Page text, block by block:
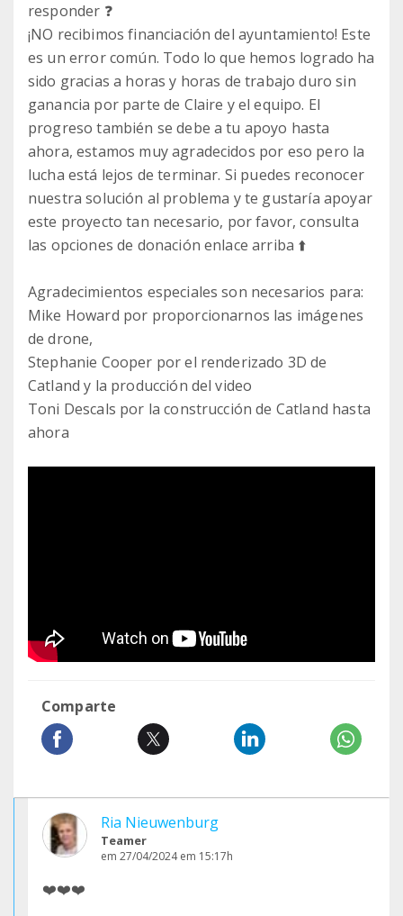
responder ❓
¡NO recibimos financiación del ayuntamiento! Este
es un error común. Todo lo que hemos logrado ha
sido gracias a horas y horas de trabajo duro sin
ganancia por parte de Claire y el equipo. El
progreso también se debe a tu apoyo hasta
ahora, estamos muy agradecidos por eso pero la
lucha está lejos de terminar. Si puedes reconocer
nuestra solución al problema y te gustaría apoyar
este proyecto tan necesario, por favor, consulta
las opciones de donación enlace arriba ⬆️
Agradecimientos especiales son necesarios para:
Mike Howard por proporcionarnos las imágenes
de drone,
Stephanie Cooper por el renderizado 3D de
Catland y la producción del video
Toni Descals por la construcción de Catland hasta
ahora
Comparte
Ria Nieuwenburg
Teamer
em 27/04/2024 em 15:17h
❤️❤️❤️